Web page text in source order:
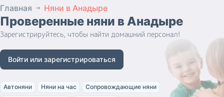
Главная Няни в Анадыре
Проверенные няни в Анадыре
Зарегистрируйтесь, чтобы найти домашний персонал!
Войти или зарегистрироваться
Автоняни Няни на час
Сопровождающие няни